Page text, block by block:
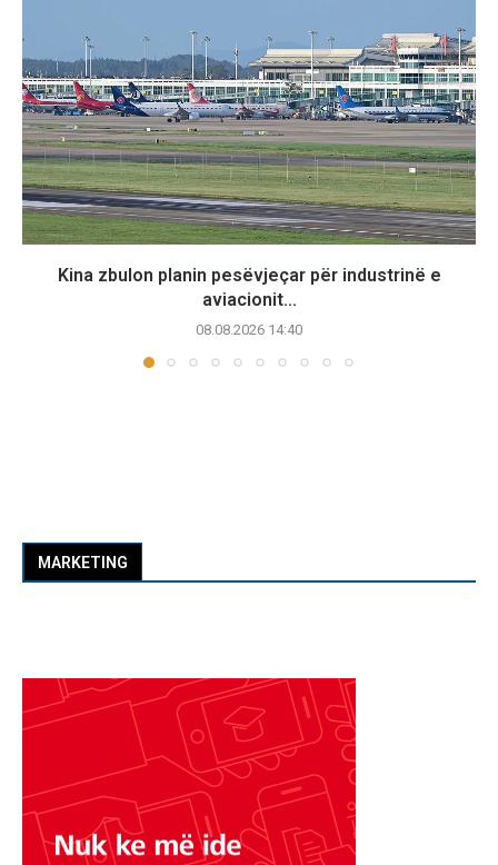
Kina zbulon planin pesëvjeçar për industrinë e
aviacionit...
08.08.2026 14:40
MARKETING